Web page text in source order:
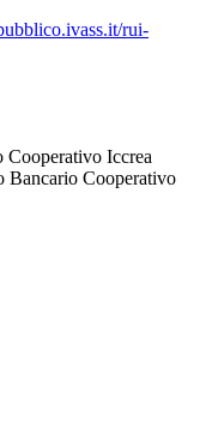
rui-
Cooperativo Iccrea
Bancario Cooperativo